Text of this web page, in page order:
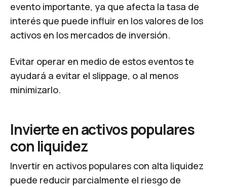
evento importante, ya que afecta la tasa de
interés que puede influir en los valores de los
activos en los mercados de inversión.
Evitar operar en medio de estos eventos te
ayudará a evitar el slippage, o al menos
minimizarlo.
Invierte en activos populares
con liquidez
Invertir en activos populares con alta liquidez
puede reducir parcialmente el riesgo de